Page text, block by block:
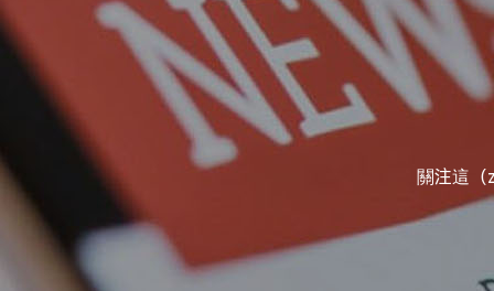
關注這（